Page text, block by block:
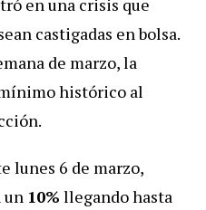
en una crisis que
castigadas en bolsa.
de marzo, la
histórico al
lunes 6 de marzo,
un 10% llegando hasta